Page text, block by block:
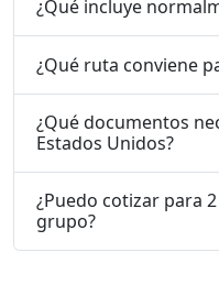
¿Qué incluye
¿Qué ruta conviene
¿Qué documentos
Estados Unidos?
¿Puedo cotizar para
grupo?